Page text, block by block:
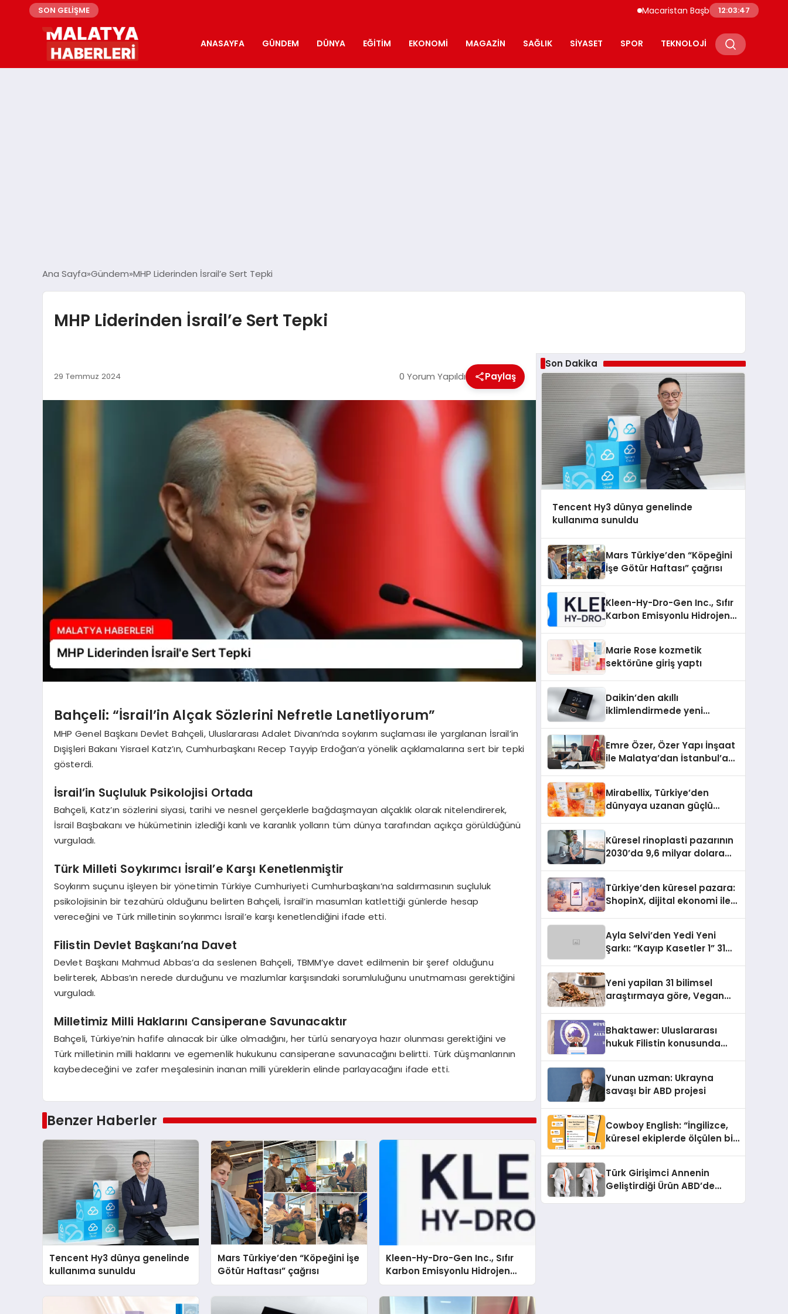
SON GELİŞME Macaristan Başbakanı Duyurdu Paks
12:03:48
ANASAYFA GÜNDEM DÜNYA EĞITIM EKONOMI MAGAZIN SAĞLIK SIYASET SPOR TEKNOLOJI
Ana Sayfa Gündem MHP Liderinden İsrail’e Sert Tepki
MHP Liderinden İsrail’e Sert Tepki
29 Temmuz 2024 0 Yorum Yapıldı Paylaş
Bahçeli: “İsrail’in Alçak Sözlerini Nefretle Lanetliyorum”
MHP Genel Başkanı Devlet Bahçeli, Uluslararası Adalet Divanı’nda soykırım suçlaması ile yargılanan İsrail’in
Dışişleri Bakanı Yisrael Katz’ın, Cumhurbaşkanı Recep Tayyip Erdoğan’a yönelik açıklamalarına sert bir tepki
gösterdi.
İsrail’in Suçluluk Psikolojisi Ortada
Bahçeli, Katz’ın sözlerini siyasi, tarihi ve nesnel gerçeklerle bağdaşmayan alçaklık olarak nitelendirerek,
İsrail Başbakanı ve hükümetinin izlediği kanlı ve karanlık yolların tüm dünya tarafından açıkça görüldüğünü
vurguladı.
Türk Milleti Soykırımcı İsrail’e Karşı Kenetlenmiştir
Soykırım suçunu işleyen bir yönetimin Türkiye Cumhuriyeti Cumhurbaşkanı’na saldırmasının suçluluk
psikolojisinin bir tezahürü olduğunu belirten Bahçeli, İsrail’in masumları katlettiği günlerde hesap
vereceğini ve Türk milletinin soykırımcı İsrail’e karşı kenetlendiğini ifade etti.
Filistin Devlet Başkanı’na Davet
Devlet Başkanı Mahmud Abbas’a da seslenen Bahçeli, TBMM’ye davet edilmenin bir şeref olduğunu
belirterek, Abbas’ın nerede durduğunu ve mazlumlar karşısındaki sorumluluğunu unutmaması gerektiğini
vurguladı.
Milletimiz Milli Haklarını Cansiperane Savunacaktır
Bahçeli, Türkiye’nin hafife alınacak bir ülke olmadığını, her türlü senaryoya hazır olunması gerektiğini ve
Türk milletinin milli haklarını ve egemenlik hukukunu cansiperane savunacağını belirtti. Türk düşmanlarının
kaybedeceğini ve zafer meşalesinin inanan milli yüreklerin elinde parlayacağını ifade etti.
Benzer Haberler
Tencent Hy3 dünya genelinde
kullanıma sunuldu
Mars Türkiye’den “Köpeğini İşe
Götür Haftası” çağrısı
Kleen-Hy-Dro-Gen Inc., Sıfır
Karbon Emisyonlu Hidrojen
Isıtma Teknolojisinde ISO ve
TSSA Düzenleyici Onaylarını
Aldı
Son Dakika
Tencent Hy3 dünya genelinde
kullanıma sunuldu
Mars Türkiye’den “Köpeğini
İşe Götür Haftası” çağrısı
Kleen-Hy-Dro-Gen Inc., Sıfır
Karbon Emisyonlu Hidrojen
Aldı
Marie Rose kozmetik
sektörüne giriş yaptı
Daikin’den akıllı
iklimlendirmede yeni
Emre Özer, Özer Yapı İnşaat
ile Malatya’dan İstanbul’a
Mirabellix, Türkiye’den
dünyaya uzanan güçlü
Küresel rinoplasti pazarının
2030’da 9,6 milyar dolara
Türkiye’den küresel pazara:
ShopinX, dijital ekonomi ile
Ayla Selvi’den Yedi Yeni
Şarkı: “Kayıp Kasetler 1” 31
Yeni yapilan 31 bilimsel
araştırmaya göre, Vegan
Sindirildiğini Ortaya Koydu
Bhaktawer: Uluslararası
hukuk Filistin konusunda
Yunan uzman: Ukrayna
savaşı bir ABD projesi
Cowboy English: “İngilizce,
küresel ekiplerde ölçülen bir
Türk Girişimci Annenin
Geliştirdiği Ürün ABD’de